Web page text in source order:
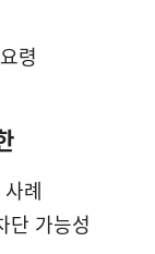
령
례
단 가능성